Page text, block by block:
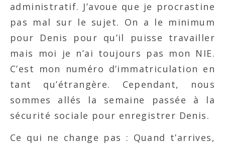
administratif. J’avoue que je procrastine
pas mal sur le sujet. On a le minimum
pour Denis pour qu’il puisse travailler
mais moi je n’ai toujours pas mon NIE.
C’est mon numéro d’immatriculation en
tant qu’étrangère. Cependant, nous
sommes allés la semaine passée à la
sécurité sociale pour enregistrer Denis.
Ce qui ne change pas : Quand t’arrives,